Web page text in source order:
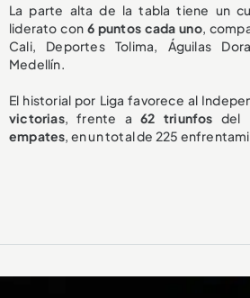
La parte alta de la tabla tiene un
liderato con 6 puntos cada uno,
Cali, Deportes Tolima, Águilas
Medellín.
El historial por Liga favorece al
victorias, frente a62 triunfos del
empates , en un total de 225